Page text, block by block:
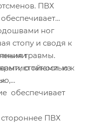
ПВХ
ног
стопу и сводя к
травмы.
татами из
стойкостью к
обеспечивает
стороннее ПВХ